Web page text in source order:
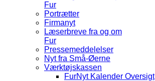
Fur
Portrætter
Firmanyt
Læserbreve fra og om
Fur
Pressemeddelelser
Nyt fra Små-Øerne
Værktøjskassen
FurNyt Kalender Oversigt